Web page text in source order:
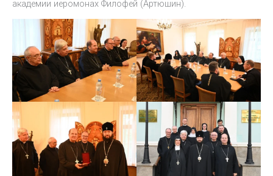
академии иеромонах Филофей (Артюшин).